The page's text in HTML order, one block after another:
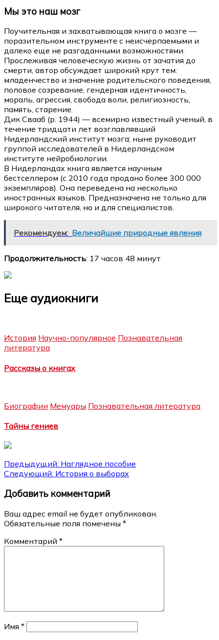
Мы это наш мозг
Поучительная и захватывающая книга о мозге —
поразительном инструменте с неисчерпаемыми и
далеко еще не разгаданными возможностями.
Прослеживая человеческую жизнь от зачатия до
смерти, автор обсуждает широкий крут тем:
младенчество и значение родительского поведения,
половое созревание, гендерная идентичность,
мораль, агрессия, свобода воли, религиозность,
память, старение.
Дик Свааб (р. 1944) — всемирно известный ученый, в
течение тридцати лет возглавлявший
Нидерландский институт мозга; ныне руководит
группой исследователей в Нидерландском
институте нейробиологии.
В Нидерландах книга является научным
бестселлером (с 2010 года продано более 300 000
экземпляров). Она переведена на несколько
иностранных языков. Предназначена не только для
широкого читателя, но и для специалистов.
Рекомендуем: Величайшие природные явления
Продолжительность: 17 часов 48 минут
Еще аудиокниги
История Научно-популярное Познавательная
литература
Рассказы о книгах
Биографии Мемуары Познавательная литература
Тайны гениев
Навигация
по
записям
Предыдущий: Наглядное пособие
Следующий: История о выборах
Добавить комментарий
Ваш адрес email не будет опубликован.
Обязательные поля помечены *
Комментарий *
Имя *